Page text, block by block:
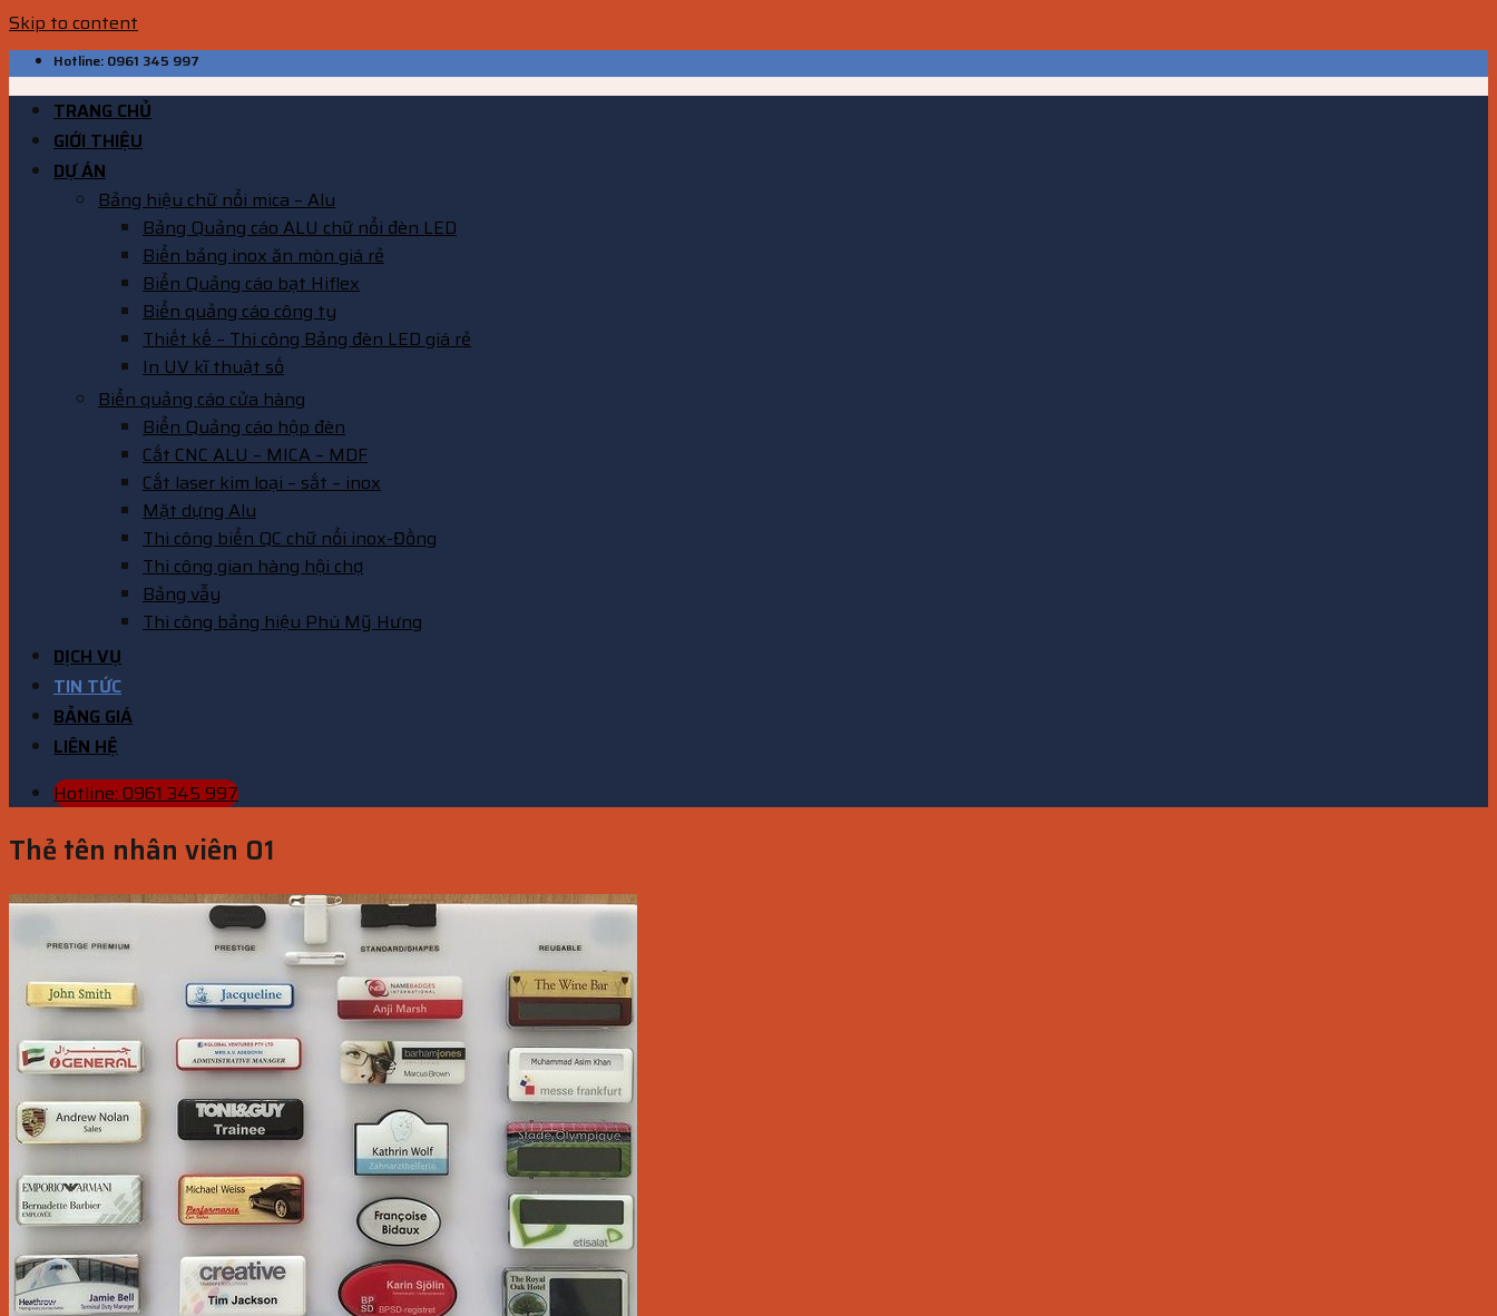
Skip to content
Hotline: 0961 345 997
TRANG CHỦ
GIỚI THIỆU
DỰ ÁN
Bảng hiệu chữ nổi mica – Alu
Bảng Quảng cáo ALU chữ nổi đèn LED
Biển bảng inox ăn mòn giá rẻ
Biển Quảng cáo bạt Hiflex
Biển quảng cáo công ty
Thiết kế – Thi công Bảng đèn LED giá rẻ
In UV kĩ thuật số
Biển quảng cáo cửa hàng
Biển Quảng cáo hộp đèn
Cắt CNC ALU – MICA – MDF
Cắt laser kim loại – sắt – inox
Mặt dựng Alu
Thi công biển QC chữ nổi inox-Đồng
Thi công gian hàng hội chợ
Bảng vẫy
Thi công bảng hiệu Phú Mỹ Hưng
DỊCH VỤ
TIN TỨC
BẢNG GIÁ
LIÊN HỆ
Hotline: 0961 345 997
Thẻ tên nhân viên 01